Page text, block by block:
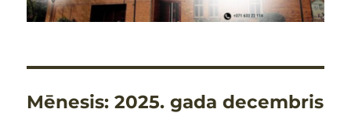
Mēnesis:2025. gada decembris